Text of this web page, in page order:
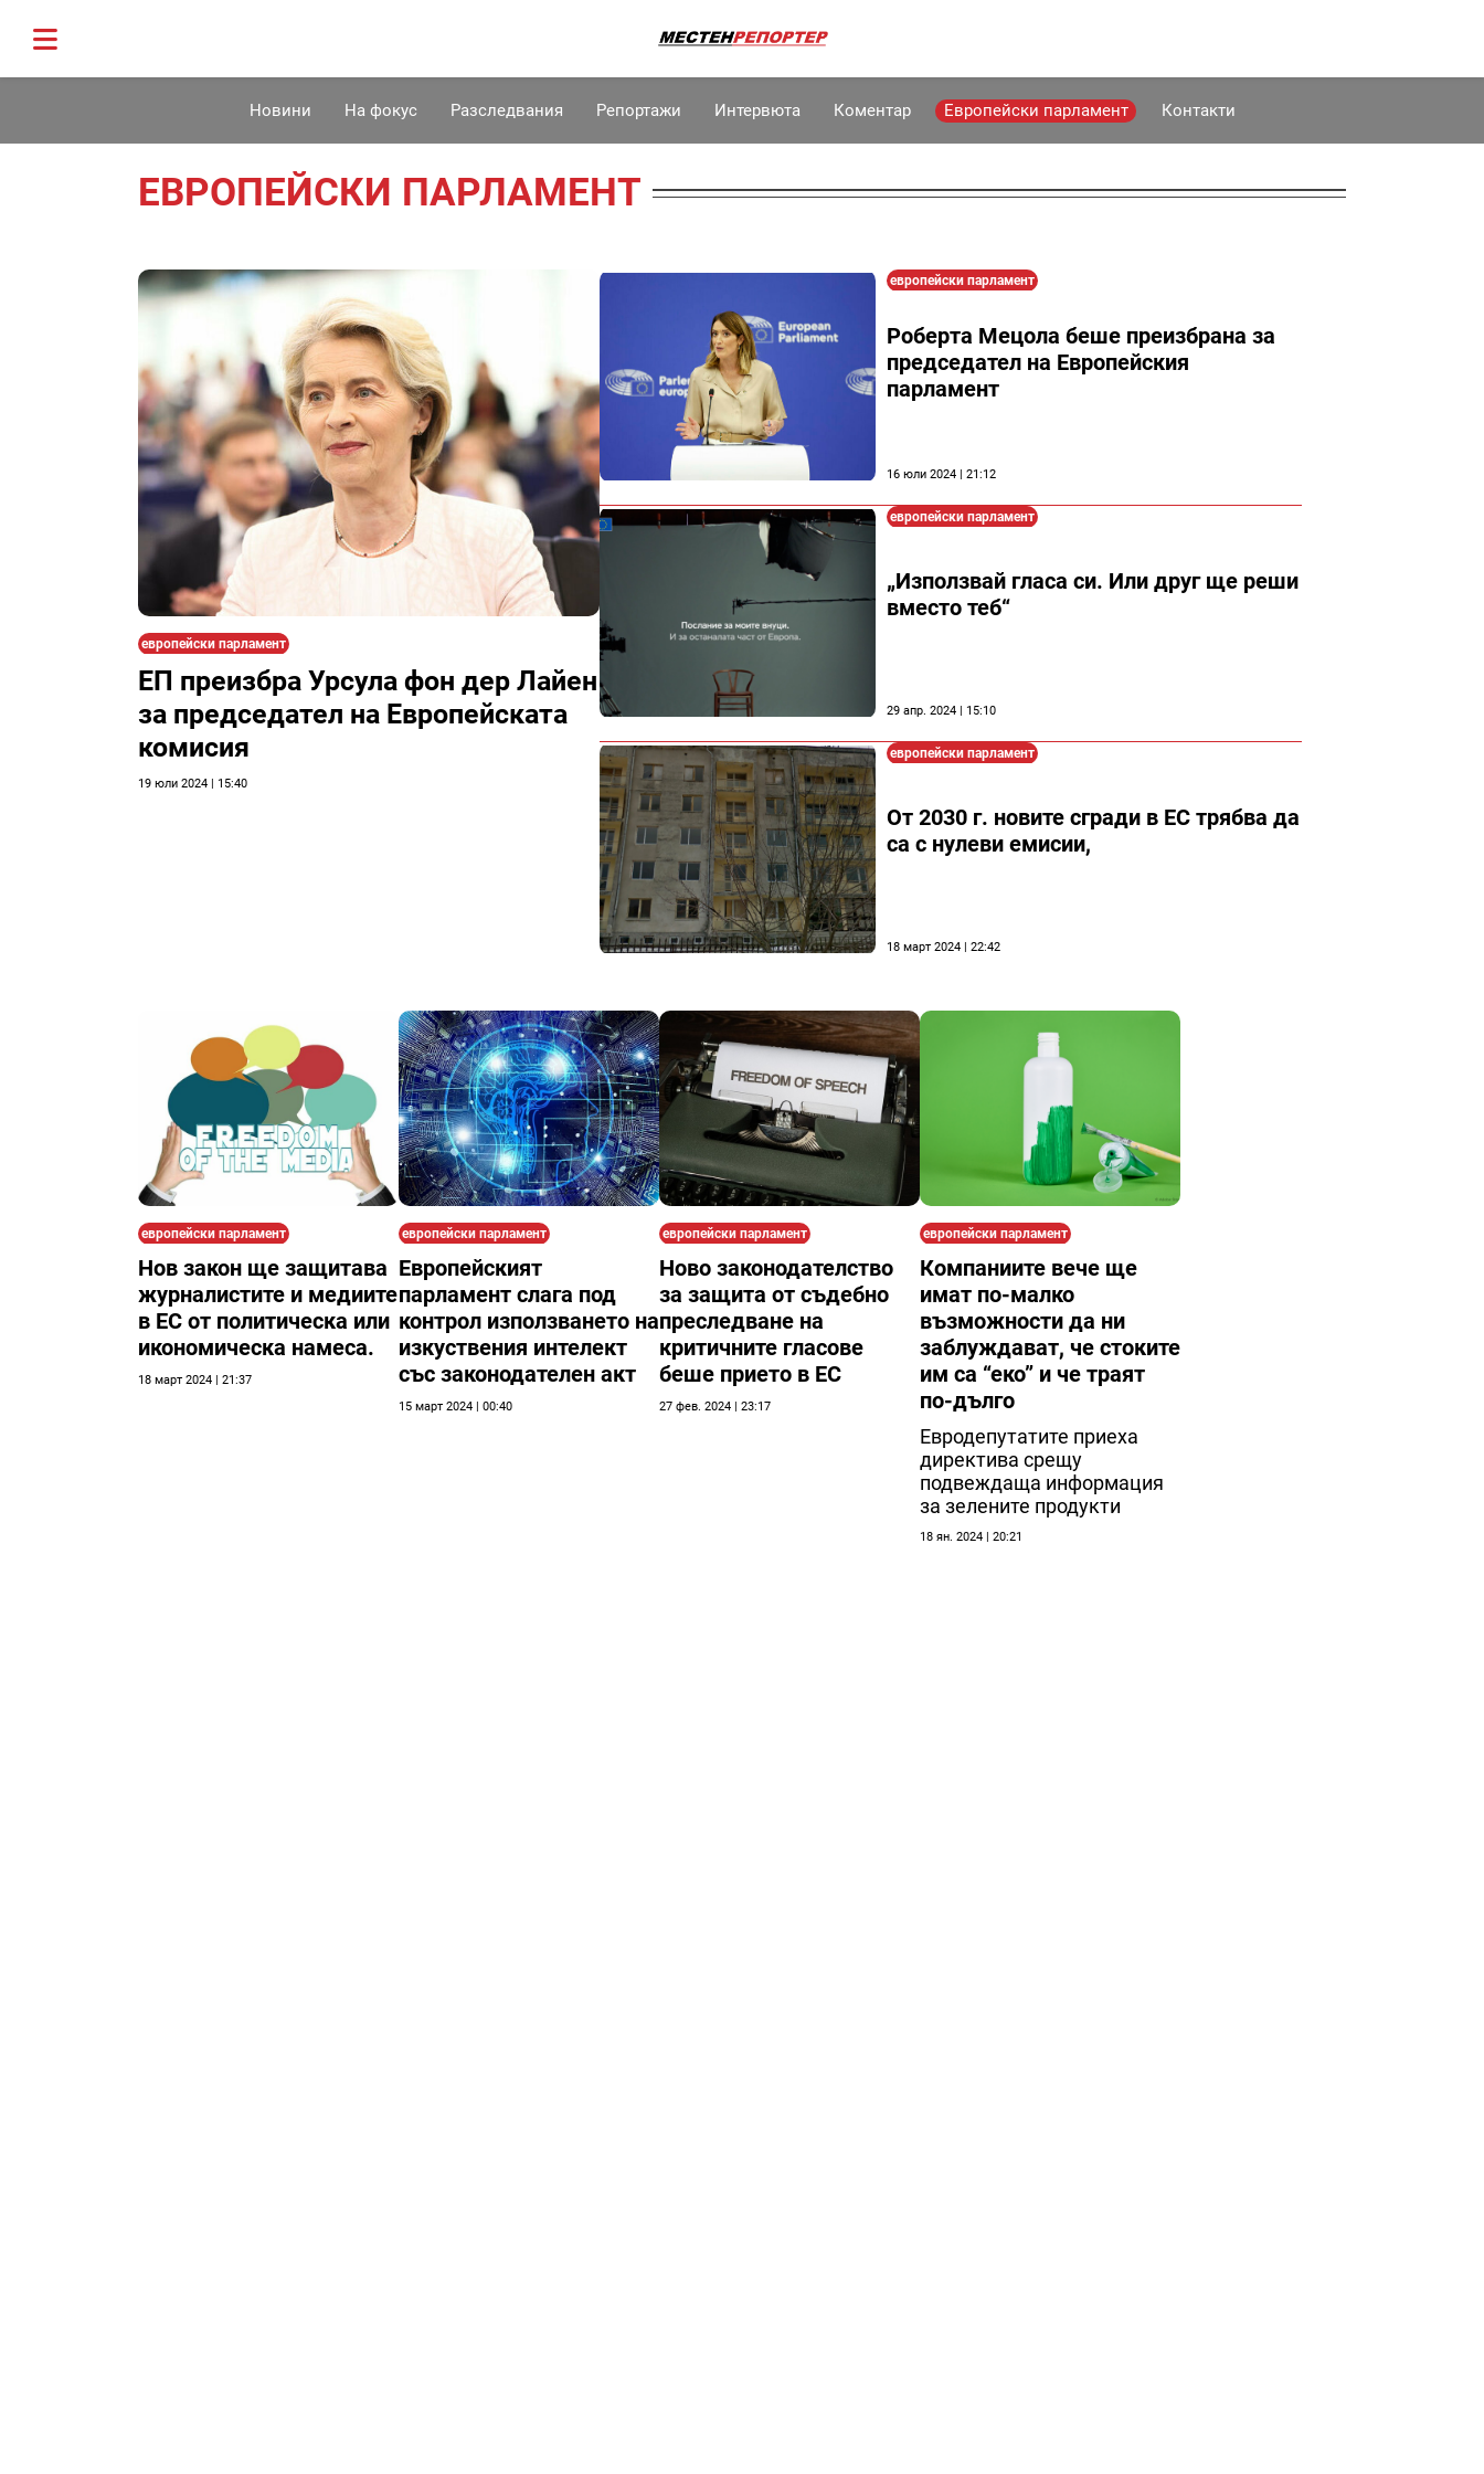
Новини На фокус Разследвания Репортажи Интервюта Коментар Европейски парламент Контакти
ЕВРОПЕЙСКИ ПАРЛАМЕНТ
европейски парламент
ЕП преизбра Урсула фон дер Лайен
за председател на Европейската
комисия
19 юли 2024 | 15:40
европейски парламент
Роберта Мецола беше преизбрана за
председател на Европейския
парламент
16 юли 2024 | 21:12
европейски парламент
„Използвай гласа си. Или друг ще реши
вместо теб“
29 апр. 2024 | 15:10
европейски парламент
От 2030 г. новите сгради в ЕС трябва да
са с нулеви емисии,
18 март 2024 | 22:42
европейски парламент
Нов закон ще защитава
журналистите и медиите
в ЕС от политическа или
икономическа намеса.
18 март 2024 | 21:37
европейски парламент
Европейският
парламент слага под
контрол използването на
изкуствения интелект
със законодателен акт
15 март 2024 | 00:40
европейски парламент
Ново законодателство
за защита от съдебно
преследване на
критичните гласове
беше прието в ЕС
27 фев. 2024 | 23:17
европейски парламент
Компаниите вече ще
имат по-малко
възможности да ни
заблуждават, че стоките
им са “еко” и че траят
по-дълго
Евродепутатите приеха
директива срещу
подвеждаща информация
за зелените продукти
18 ян. 2024 | 20:21